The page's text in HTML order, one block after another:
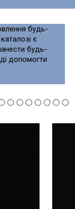
будь-
є
будь-
допомогти